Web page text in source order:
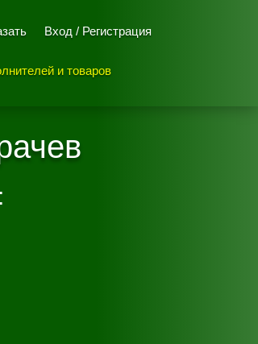
Вход / Регистрация
и товаров